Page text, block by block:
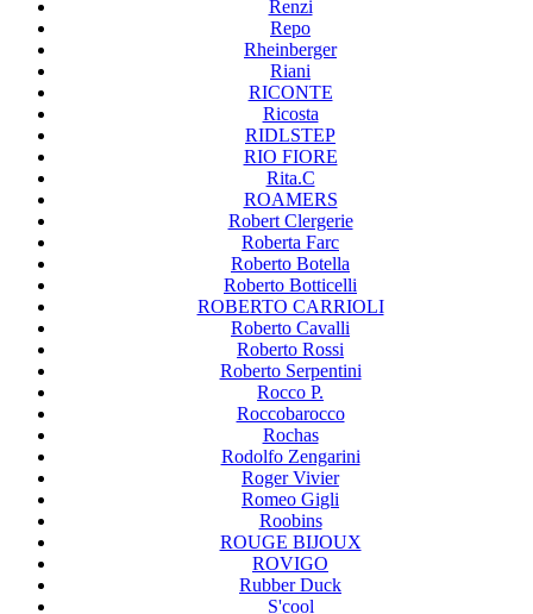
Renzi
Repo
Rheinberger
Riani
RICONTE
Ricosta
RIDLSTEP
RIO FIORE
Rita.C
ROAMERS
Robert Clergerie
Roberta Farc
Roberto Botella
Roberto Botticelli
ROBERTO CARRIOLI
Roberto Cavalli
Roberto Rossi
Roberto Serpentini
Rocco P.
Roccobarocco
Rochas
Rodolfo Zengarini
Roger Vivier
Romeo Gigli
Roobins
ROUGE BIJOUX
ROVIGO
Rubber Duck
S'cool